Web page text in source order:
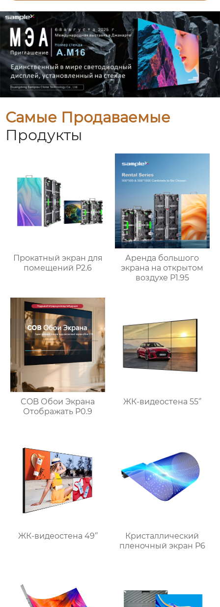
Самые Продаваемые
Продукты
Прокатный экран для
помещений P2.6
Аренда большого
экрана на открытом
воздухе P1.95
COB Обои Экрана
Отображать P0.9
ЖК-видеостена 55‘’
ЖК-видеостена 49‘’
Кристаллический
пленочный экран P6